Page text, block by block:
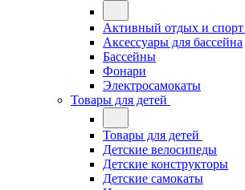
Активный отдых и спорт
Аксессуары для бассейна
Бассейны
Фонари
Электросамокаты
Товары для детей
Товары для детей
Детские велосипеды
Детские конструкторы
Детские самокаты